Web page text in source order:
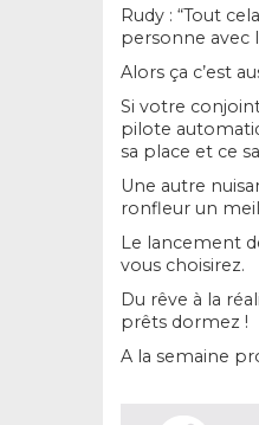
Rudy : “Tout
personne avec
Alors ça c’est
Si votre
pilote
sa place et ce
Une autre
ronfleur un
Le lancement
vous choisirez.
Du rêve à la
prêts dormez !
A la semaine